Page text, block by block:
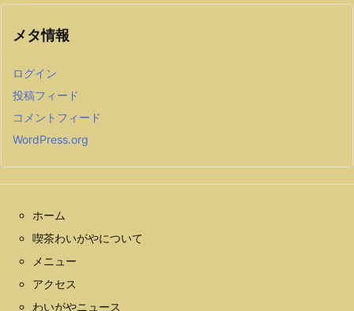
メタ情報
ログイン
投稿フィード
コメントフィード
WordPress.org
ホーム
喫茶わいがやについて
メニュー
アクセス
わいがやニュース